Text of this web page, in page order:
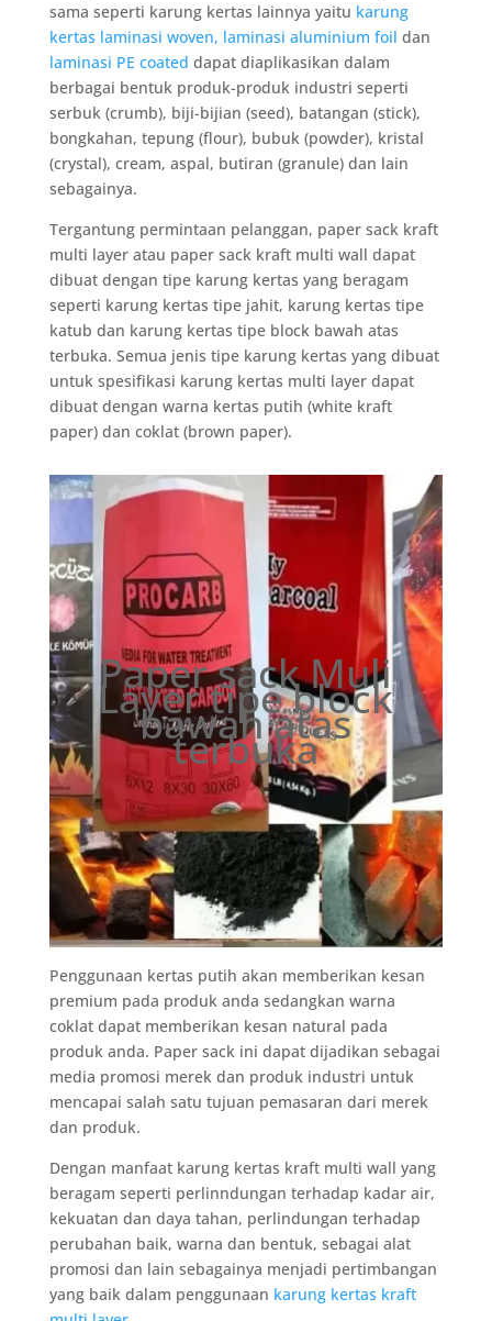
sama seperti karung kertas lainnya yaitu karung
kertas laminasi woven, laminasi aluminium foil dan
laminasi PE coated dapat diaplikasikan dalam
berbagai bentuk produk-produk industri seperti
serbuk (crumb), biji-bijian (seed), batangan (stick),
bongkahan, tepung (flour), bubuk (powder), kristal
(crystal), cream, aspal, butiran (granule) dan lain
sebagainya.
Tergantung permintaan pelanggan, paper sack kraft
multi layer atau paper sack kraft multi wall dapat
dibuat dengan tipe karung kertas yang beragam
seperti karung kertas tipe jahit, karung kertas tipe
katub dan karung kertas tipe block bawah atas
terbuka. Semua jenis tipe karung kertas yang dibuat
untuk spesifikasi karung kertas multi layer dapat
dibuat dengan warna kertas putih (white kraft
paper) dan coklat (brown paper).
Paper sack Muli
Layer tipe block
bawah atas
terbuka
Penggunaan kertas putih akan memberikan kesan
premium pada produk anda sedangkan warna
coklat dapat memberikan kesan natural pada
produk anda. Paper sack ini dapat dijadikan sebagai
media promosi merek dan produk industri untuk
mencapai salah satu tujuan pemasaran dari merek
dan produk.
Dengan manfaat karung kertas kraft multi wall yang
beragam seperti perlinndungan terhadap kadar air,
kekuatan dan daya tahan, perlindungan terhadap
perubahan baik, warna dan bentuk, sebagai alat
promosi dan lain sebagainya menjadi pertimbangan
yang baik dalam penggunaan karung kertas kraft